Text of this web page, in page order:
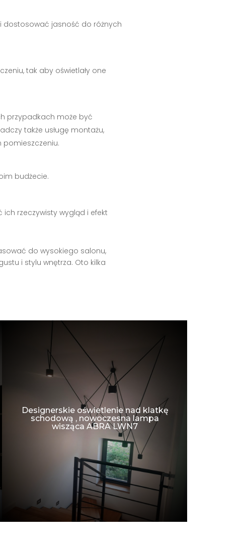
dostosować jasność do różnych
tak aby oświetlały one
przypadkach może być
także usługę montażu,
budżecie.
rzeczywisty wygląd i efekt
do wysokiego salonu,
i stylu wnętrza. Oto kilka
Designerskie oświetlenie nad klatkę
schodową , nowoczesna lampa
wisząca ABRA LWN7